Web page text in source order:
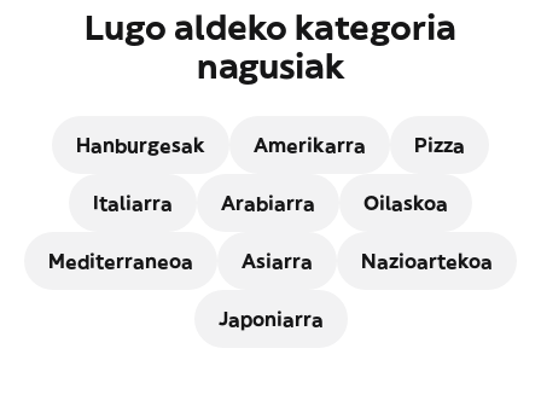
Lugo aldeko kategoria
nagusiak
Hanburgesak Amerikarra Pizza
Italiarra Arabiarra Oilaskoa
Mediterraneoa Asiarra Nazioartekoa
Japoniarra